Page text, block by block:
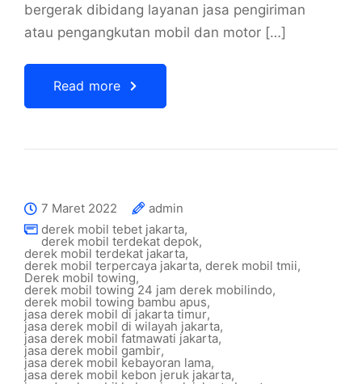
bergerak dibidang layanan jasa pengiriman
atau pengangkutan mobil dan motor […]
Read more
7 Maret 2022
admin
derek mobil tebet jakarta,
derek mobil terdekat depok,
derek mobil terdekat jakarta,
derek mobil terpercaya jakarta, derek mobil tmii,
Derek mobil towing,
derek mobil towing 24 jam derek mobilindo,
derek mobil towing bambu apus,
jasa derek mobil di jakarta timur,
jasa derek mobil di wilayah jakarta,
jasa derek mobil fatmawati jakarta,
jasa derek mobil gambir,
jasa derek mobil kebayoran lama,
jasa derek mobil kebon jeruk jakarta,